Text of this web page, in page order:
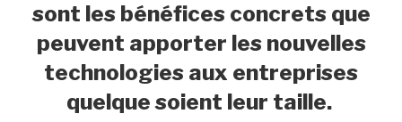
sont les bénéfices concrets que
peuvent apporter les nouvelles
technologies aux entreprises
quelque soient leur taille.